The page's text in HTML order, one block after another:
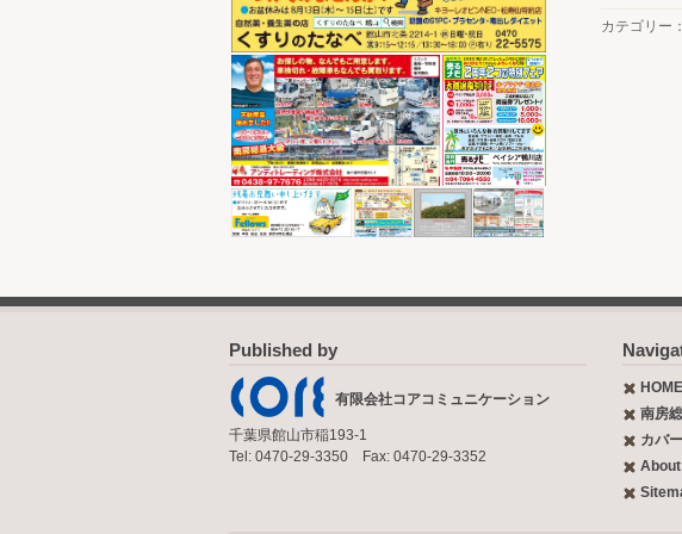
カテゴリー：
Published by
有限会社コアコミュニケーション
千葉県館山市稲193-1
Tel: 0470-29-3350 Fax: 0470-29-3352
HOME
南房
カバ